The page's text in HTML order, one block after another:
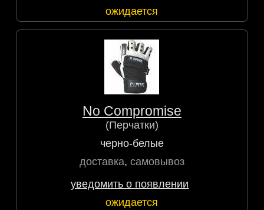
ожидается
No Compromise
(Перчатки)
черно-белые
доставка, самовывоз
уведомить о появлении
ожидается